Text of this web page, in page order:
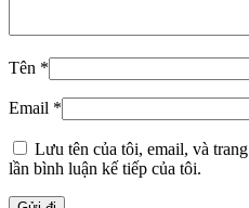
Tên *
Email *
Lưu tên của tôi, email, và
lần bình luận kế tiếp của tôi.